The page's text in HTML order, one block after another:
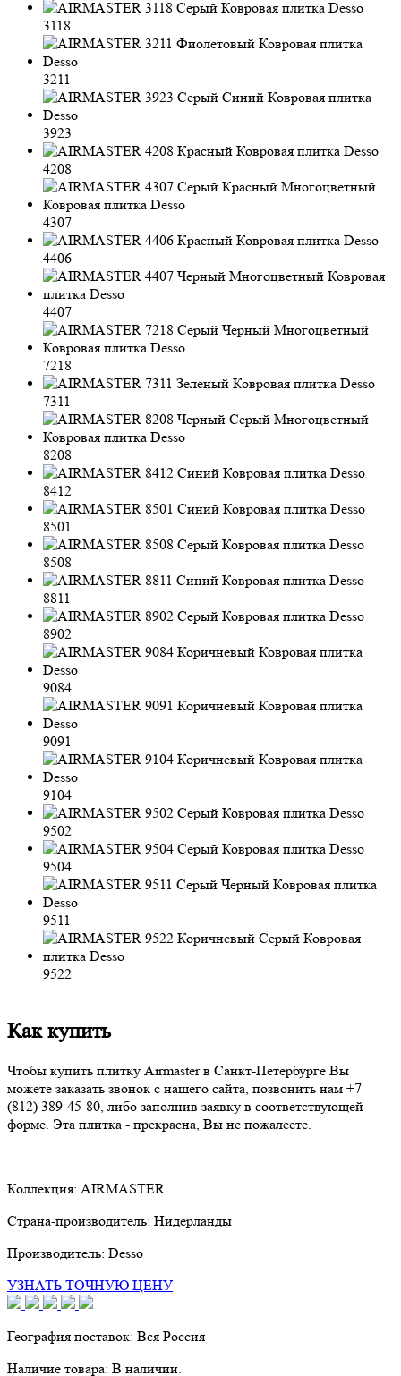
3118
3211
3923
4208
4307
4406
4407
7218
7311
8208
8412
8501
8508
8811
8902
9084
9091
9104
9502
9504
9511
9522
Как купить
Чтобы купить плитку Airmaster в Санкт-Петербурге Вы
можете заказать звонок с нашего сайта, позвонить нам +7
(812) 389-45-80 , либо заполнив заявку в соответствующей
форме. Эта плитка - прекрасна, Вы не пожалеете.
Коллекция: AIRMASTER
Страна-производитель: Нидерланды
Производитель: Desso
УЗНАТЬ ТОЧНУЮ ЦЕНУ
География поставок: Вся Россия
Наличие товара: В наличии.